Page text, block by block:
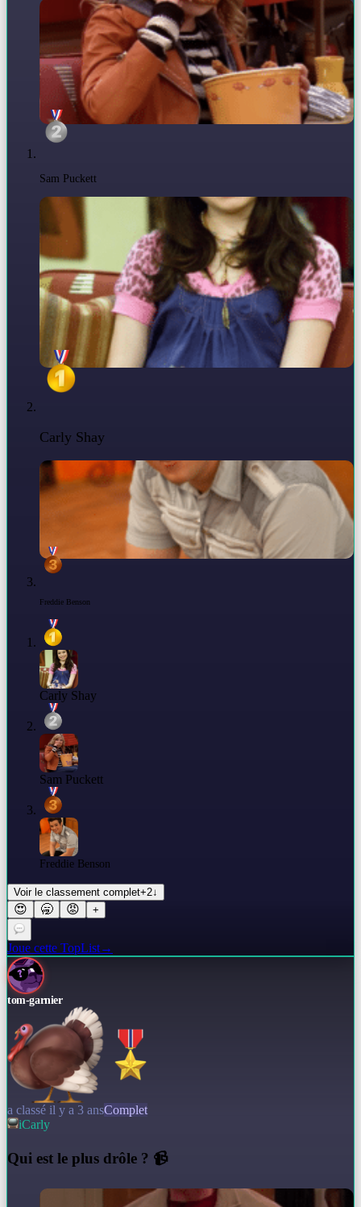
Sam Puckett
Carly Shay
Freddie Benson
Carly Shay
Sam Puckett
Freddie Benson
Voir le classement complet+2↓
😍 🥱 😡 +
Joue cette TopList→
tom-garnier
a classé il y a 3 ansComplet
iCarly
Qui est le plus drôle ? 📹